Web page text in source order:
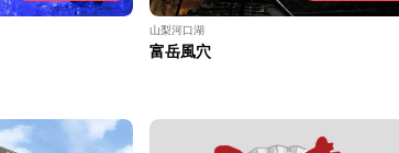
山梨河口湖
富岳風穴